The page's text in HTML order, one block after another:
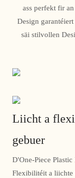
ass perfekt fir
Design
säi stilvollen
Liicht a
gebuer
D'One-Piece
Flexibilitéit a liichte